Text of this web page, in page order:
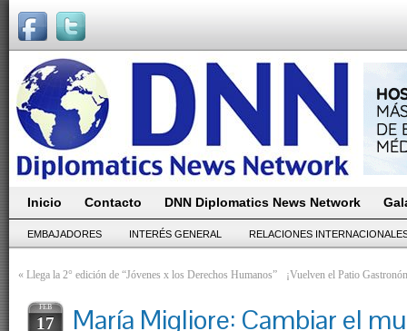
Inicio Contacto DNN Diplomatics News Network
EMBAJADORES INTERÉS GENERAL RELACIONES
« Llega la 2° edición de “Jóvenes x los Derechos Humanos” ¡Vuelven el Patio
FEB
17
María Migliore: Cambiar el